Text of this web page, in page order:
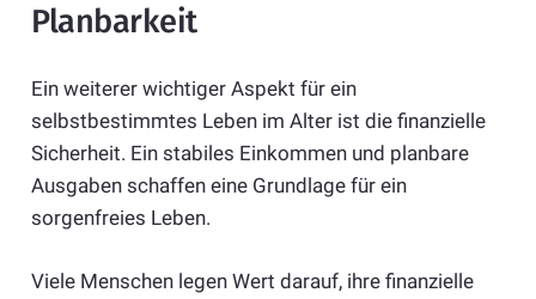
Planbarkeit
Ein weiterer wichtiger Aspekt für ein
selbstbestimmtes Leben im Alter ist die finanzielle
Sicherheit. Ein stabiles Einkommen und planbare
Ausgaben schaffen eine Grundlage für ein
sorgenfreies Leben.
Viele Menschen legen Wert darauf, ihre finanzielle